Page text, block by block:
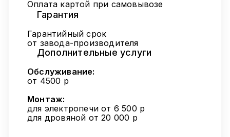
Оплата картой при самовывозе
Гарантия
Гарантийный срок
от завода-производителя
Дополнительные услуги
Обслуживание:
от 4500 р
Монтаж:
для электропечи от 6 500 р
для дровяной от 20 000 р